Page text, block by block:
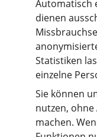
Automatisch
dienen
Statistiken
einzelne
Sie können
nutzen, ohne
machen.